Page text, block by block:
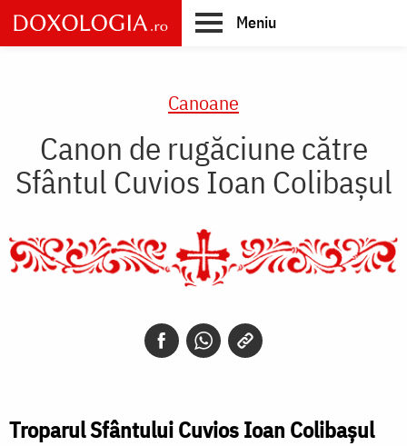
Skip
to
main
Meniu
Canoane
Canon de rugăciune către
Sfântul Cuvios Ioan Colibaşul
Troparul Sfântului Cuvios Ioan Colibaşul